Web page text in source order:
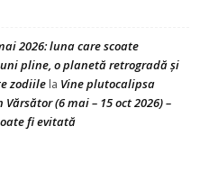
2026: luna care scoate
pline, o planetă retrogradă și
zodiile la Vine plutocalipsa
(6 mai – 15 oct 2026) –
fi evitată